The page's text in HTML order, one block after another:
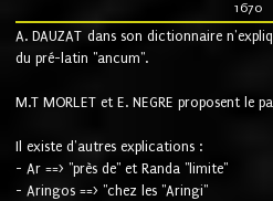
1670
A. DAUZAT dans son dictionnaire
du pré-latin "ancum".
M.T MORLET et E. NEGRE proposent le
Il existe d'autres explications :
- Ar ==> "près de" et Randa "limite"
- Aringos ==> "chez les "Aringi"